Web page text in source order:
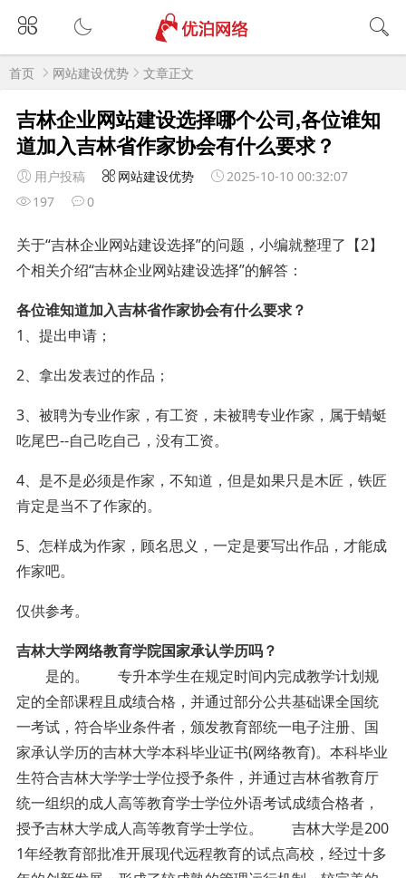
首页 网站建设优势 文章正文
吉林企业网站建设选择哪个公司,各位谁知
道加入吉林省作家协会有什么要求？
用户投稿 网站建设优势
2025-10-10 00:32:07
197
0
关于“吉林企业网站建设选择”的问题，小编就整理了【2】
个相关介绍“吉林企业网站建设选择”的解答：
各位谁知道加入吉林省作家协会有什么要求？
1、提出申请；
2、拿出发表过的作品；
3、被聘为专业作家，有工资，未被聘专业作家，属于蜻蜓
吃尾巴--自己吃自己，没有工资。
4、是不是必须是作家，不知道，但是如果只是木匠，铁匠
肯定是当不了作家的。
5、怎样成为作家，顾名思义，一定是要写出作品，才能成
作家吧。
仅供参考。
吉林大学网络教育学院国家承认学历吗？
是的。 专升本学生在规定时间内完成教学计划规
定的全部课程且成绩合格，并通过部分公共基础课全国统
一考试，符合毕业条件者，颁发教育部统一电子注册、国
家承认学历的吉林大学本科毕业证书(网络教育)。本科毕业
生符合吉林大学学士学位授予条件，并通过吉林省教育厅
统一组织的成人高等教育学士学位外语考试成绩合格者，
授予吉林大学成人高等教育学士学位。 吉林大学是200
1年经教育部批准开展现代远程教育的试点高校，经过十多